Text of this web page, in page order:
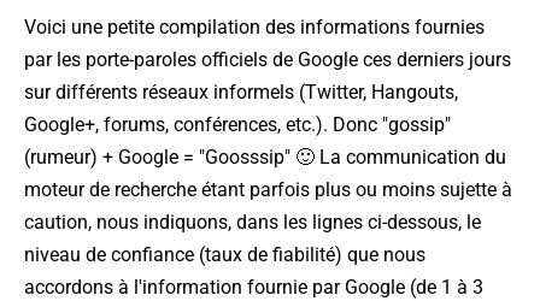
Voici une petite compilation des informations fournies
par les porte-paroles officiels de Google ces derniers jours
sur différents réseaux informels (Twitter, Hangouts,
Google+, forums, conférences, etc.). Donc "gossip"
(rumeur) + Google = "Goosssip" 🙂 La communication du
moteur de recherche étant parfois plus ou moins sujette à
caution, nous indiquons, dans les lignes ci-dessous, le
niveau de confiance (taux de fiabilité) que nous
accordons à l'information fournie par Google (de 1 à 3